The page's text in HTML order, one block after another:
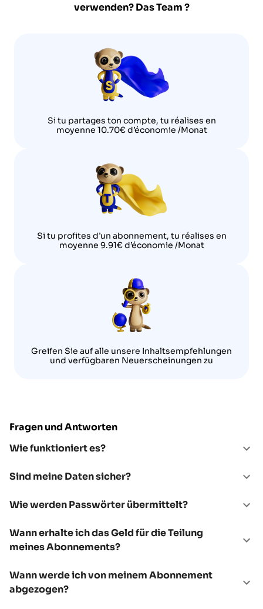
verwenden?Das Team?
Si tu partages ton compte, tu réalises en
moyenne 10.70€ d’économie /Monat
Si tu profites d’un abonnement, tu réalises en
moyenne 9.91€ d’économie /Monat
Greifen Sie auf alle unsere Inhaltsempfehlungen
und verfügbaren Neuerscheinungen zu
Fragen und Antworten
Wie funktioniert es?
Sind meine Daten sicher?
Wie werden Passwörter übermittelt?
Wann erhalte ich das Geld für die Teilung
meines Abonnements?
Wann werde ich von meinem Abonnement
abgezogen?